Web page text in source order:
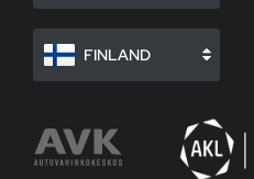
FINLAND